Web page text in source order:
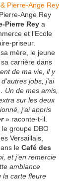
Ange Rey
Pierre Rey a
et l’Ecole
priseur.
mère, le jeune
carrière dans
de ma vie, il y
jobs, j’ai
Un de mes amis,
sur les deux
j’ai appris
» raconte-t-il.
groupe DBO
Versaillais,
le Café des
et j’en remercie
ambiance
la carte fleure